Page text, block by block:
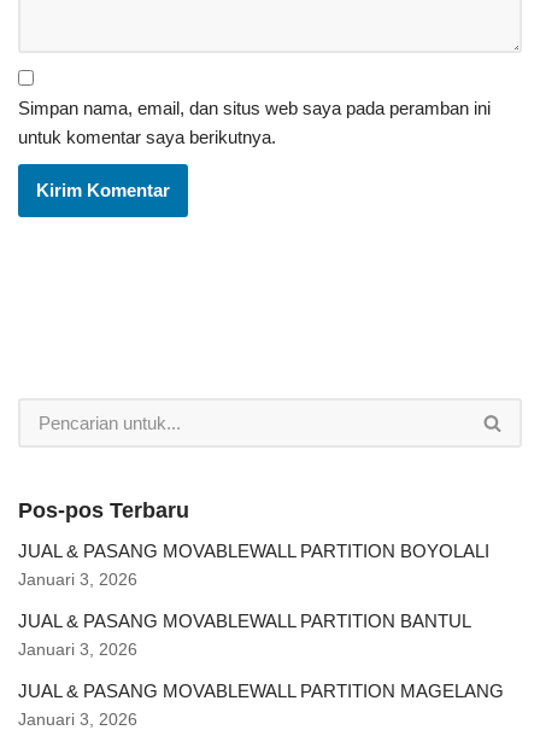
Simpan nama, email, dan situs web saya pada peramban ini
untuk komentar saya berikutnya.
Pos-pos Terbaru
JUAL & PASANG MOVABLEWALL PARTITION BOYOLALI
Januari 3, 2026
JUAL & PASANG MOVABLEWALL PARTITION BANTUL
Januari 3, 2026
JUAL & PASANG MOVABLEWALL PARTITION MAGELANG
Januari 3, 2026